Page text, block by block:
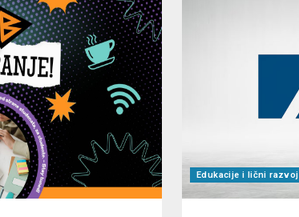
Edukacije i lični razvoj